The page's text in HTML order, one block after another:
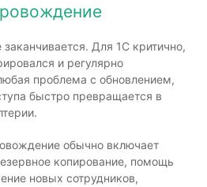
Для 1С критично,
и регулярно
проблема с обновлением,
быстро превращается в
обычно включает
копирование, помощь
новых сотрудников,